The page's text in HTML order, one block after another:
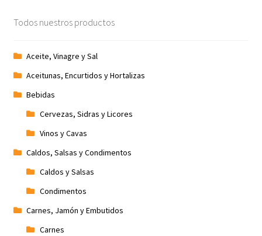
Todos nuestros productos
Aceite, Vinagre y Sal
Aceitunas, Encurtidos y Hortalizas
Bebidas
Cervezas, Sidras y Licores
Vinos y Cavas
Caldos, Salsas y Condimentos
Caldos y Salsas
Condimentos
Carnes, Jamón y Embutidos
Carnes